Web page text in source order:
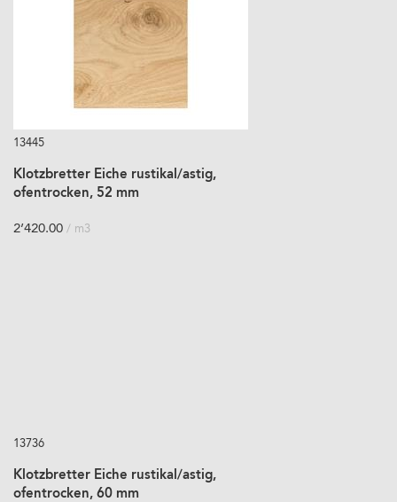
13445
Klotzbretter Eiche rustikal/astig,
ofentrocken, 52 mm
2’420.00 / m3
13736
Klotzbretter Eiche rustikal/astig,
ofentrocken, 60 mm